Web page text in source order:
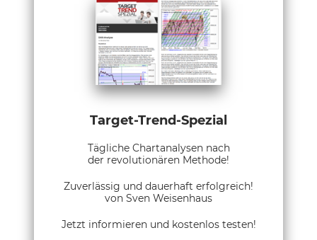
Target-Trend-Spezial
Tägliche Chartanalysen nach
der revolutionären Methode!
Zuverlässig und dauerhaft erfolgreich!
von Sven Weisenhaus
Jetzt informieren und kostenlos testen!